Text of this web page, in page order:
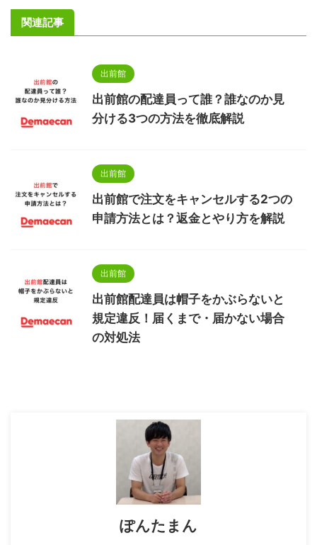
関連記事
出前館
出前館の配達員って誰？誰なのか見
分ける3つの方法を徹底解説
出前館
出前館で注文をキャンセルする2つの
申請方法とは？返金とやり方を解説
出前館
出前館配達員は帽子をかぶらないと
規定違反！届くまで・届かない場合
の対処法
ぽんたまん